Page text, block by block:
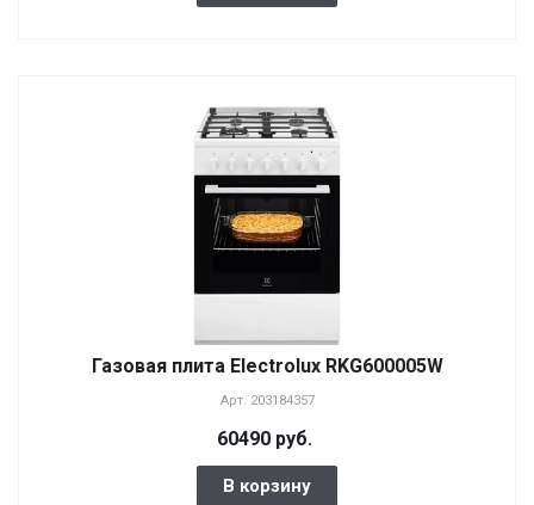
Газовая плита Electrolux RKG600005W
Арт. 203184357
60490 руб.
В корзину